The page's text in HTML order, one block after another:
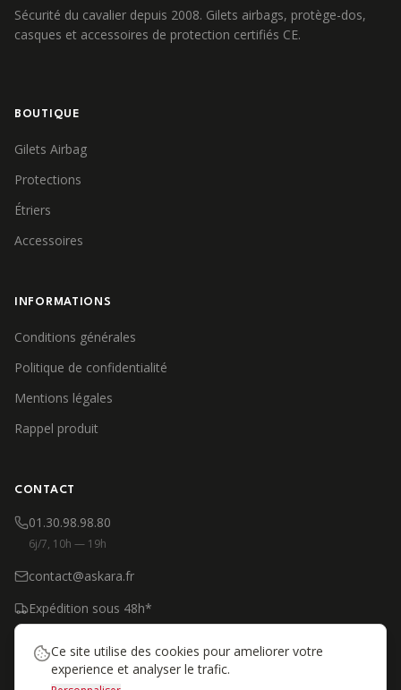
Sécurité du cavalier depuis 2008. Gilets airbags, protège-dos,
casques et accessoires de protection certifiés CE.
BOUTIQUE
Gilets Airbag
Protections
Étriers
Accessoires
INFORMATIONS
Conditions générales
Politique de confidentialité
Mentions légales
Rappel produit
CONTACT
01.30.98.98.80
6j/7, 10h — 19h
contact@askara.fr
Expédition sous 48h*
*Produits en stock, jours ouvrés
Ce site utilise des cookies pour ameliorer votre
experience et analyser le trafic.